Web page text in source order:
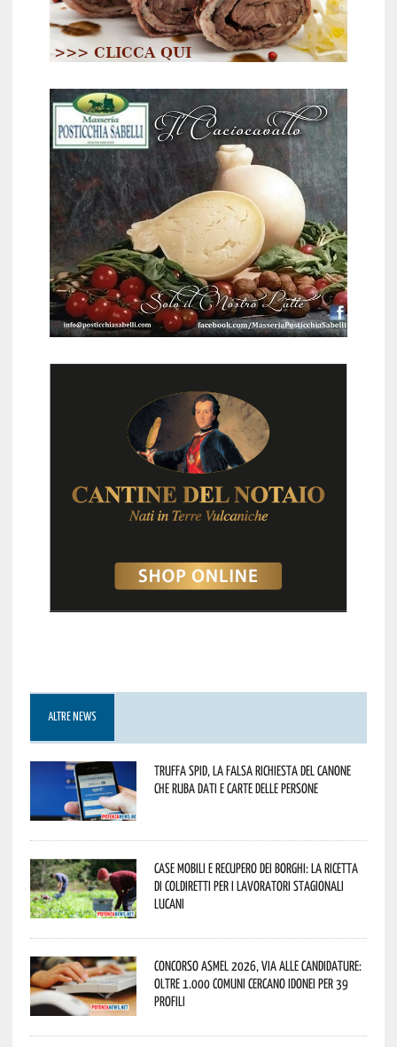
ALTRE NEWS
Truffa Spid, la falsa richiesta del canone
che ruba dati e carte delle persone
Case mobili e recupero dei borghi: la ricetta
di Coldiretti per i lavoratori stagionali
lucani
Concorso Asmel 2026, via alle candidature:
oltre 1.000 Comuni cercano idonei per 39
profili